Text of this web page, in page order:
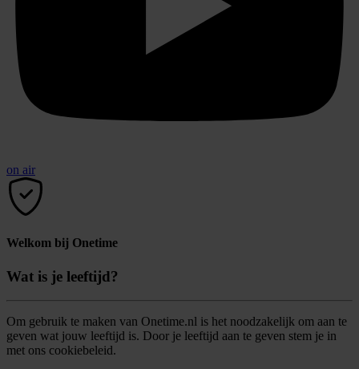
on air
Welkom bij Onetime
Wat is je leeftijd?
Om gebruik te maken van Onetime.nl is het noodzakelijk om aan te
geven wat jouw leeftijd is. Door je leeftijd aan te geven stem je in
met ons cookiebeleid.